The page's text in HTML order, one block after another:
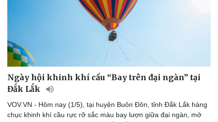
Ngày hội khinh khí cầu “Bay trên đại ngàn” tại
Đắk Lắk
VOV.VN - Hôm nay (1/5), tại huyện Buôn Đôn, tỉnh Đắk Lắk hàng
chục khinh khí cầu rực rỡ sắc màu bay lượn giữa đại ngàn, mở